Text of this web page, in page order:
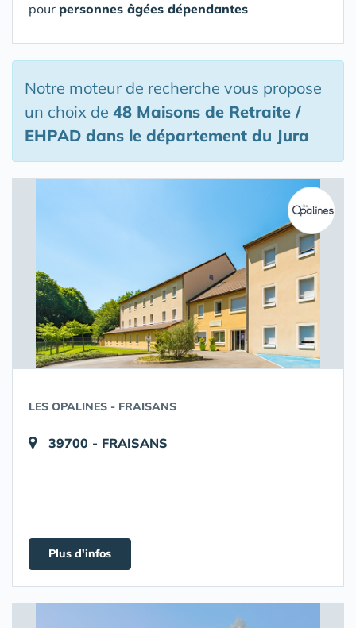
pour personnes âgées dépendantes
Notre moteur de recherche vous propose
un choix de 48 Maisons de Retraite /
EHPAD dans le département du Jura
LES OPALINES - FRAISANS
39700 - FRAISANS
Plus d'infos